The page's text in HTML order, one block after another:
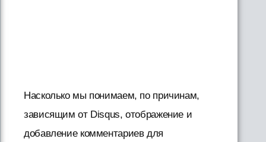
Насколько мы понимаем, по причинам,
зависящим от Disqus, отображение и
добавление комментариев для